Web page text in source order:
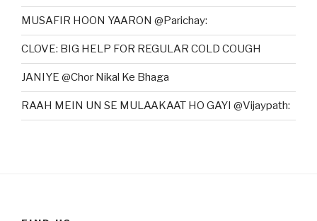
MUSAFIR HOON YAARON @Parichay:
CLOVE: BIG HELP FOR REGULAR COLD COUGH
JANIYE @Chor Nikal Ke Bhaga
RAAH MEIN UN SE MULAAKAAT HO GAYI @Vijaypath: